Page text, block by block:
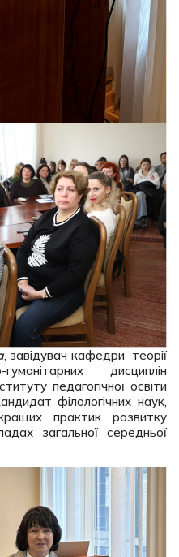
, завідувач кафедри теорії
дисциплін
педагогічної освіти
філологічних наук,
практик розвитку
загальної середньої